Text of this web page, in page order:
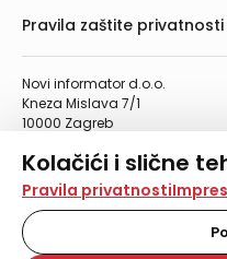
Kolačići i slične
Na našoj web stranici
tehnologije za pohranu,
vašem uređaju. Time
analiziramo promet na
Pravila privatnosti
Novi informator d.o.o.
Kneza Mislava 7/1
10000 Zagreb
Telefaks: 01/4612-553
info@informator.hr
PRATITE NAS:
Pravila zaštite privatnosti